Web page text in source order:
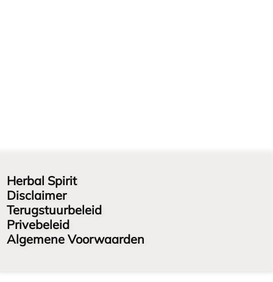
Herbal Spirit
Disclaimer
Terugstuurbeleid
Privebeleid
Algemene Voorwaarden